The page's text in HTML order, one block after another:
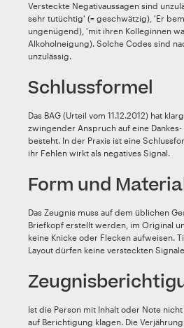
Versteckte Negativaussagen sind
sehr tutüchtig' (= geschwätzig), 'Er
ungenügend), 'mit ihren Kolleginnen
Alkoholneigung). Solche Codes sind
unzulässig.
Schlussformel
Das BAG (Urteil vom 11.12.2012) hat
zwingender Anspruch auf eine
besteht. In der Praxis ist eine
ihr Fehlen wirkt als negatives Signal.
Form und
Das Zeugnis muss auf dem üblichen
Briefkopf erstellt werden, im Original
keine Knicke oder Flecken aufweisen.
Layout dürfen keine versteckten
Ist die Person mit Inhalt oder Note
auf Berichtigung klagen. Die